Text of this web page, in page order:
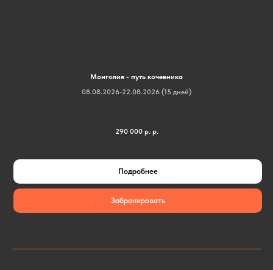
Монголия - путь кочевника
08.08.2026-22.08.2026 (15 дней)
290 000 р. р.
Подробнее
Забронировать